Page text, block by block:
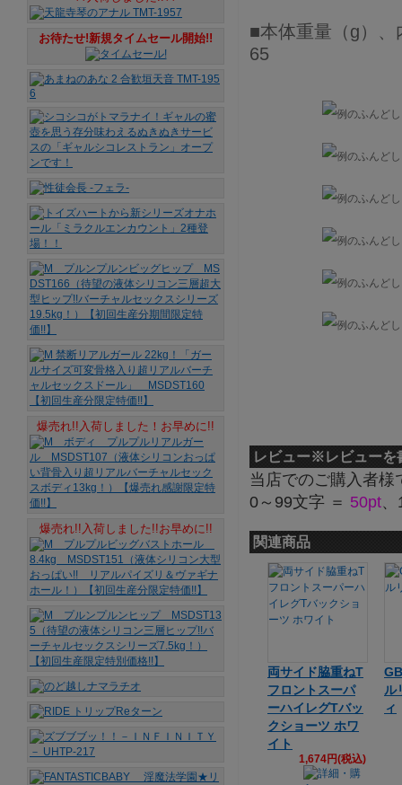
■本体重量（g）、
65
レビュー※レビューを
当店でのご購入者
0～99文字 ＝ 50pt
関連商品
両サイド脇重ねT
フロントスーパ
ーハイレグTバッ
クショーツ ホワ
イト
1,674円(税込)
ル
ィ
お待たせ!新規タイムセール開始!!
爆売れ!!入荷しました！お早めに!!
爆売れ!!入荷しました!!お早めに!!